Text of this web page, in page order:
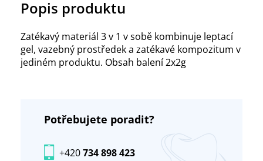
Popis produktu
Zatékavý materiál 3 v 1 v sobě kombinuje leptací
gel, vazebný prostředek a zatékavé kompozitum v
jediném produktu. Obsah balení 2x2g
Potřebujete poradit?
+420734 898 423